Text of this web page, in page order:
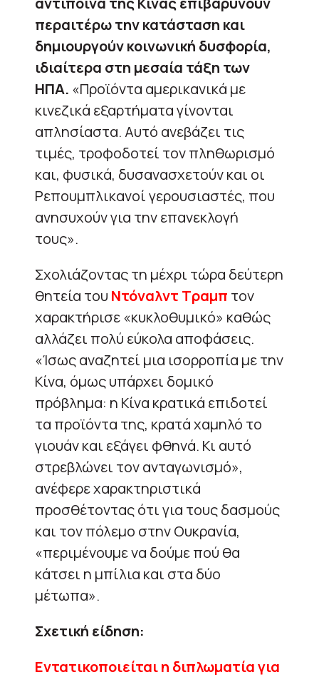
περαιτέρω την κατάσταση και
δημιουργούν κοινωνική δυσφορία,
ιδιαίτερα στη μεσαία τάξη των
ΗΠΑ. «Προϊόντα αμερικανικά με
κινεζικά εξαρτήματα γίνονται
απλησίαστα. Αυτό ανεβάζει τις
τιμές, τροφοδοτεί τον πληθωρισμό
και, φυσικά, δυσανασχετούν και οι
Ρεπουμπλικανοί γερουσιαστές, που
ανησυχούν για την επανεκλογή
τους».
Σχολιάζοντας τη μέχρι τώρα δεύτερη
θητεία του Ντόναλντ Τραμπ τον
χαρακτήρισε «κυκλοθυμικό» καθώς
αλλάζει πολύ εύκολα αποφάσεις.
«Ίσως αναζητεί μια ισορροπία με την
Κίνα, όμως υπάρχει δομικό
πρόβλημα: η Κίνα κρατικά επιδοτεί
τα προϊόντα της, κρατά χαμηλό το
γιουάν και εξάγει φθηνά. Κι αυτό
στρεβλώνει τον ανταγωνισμό»,
ανέφερε χαρακτηριστικά
προσθέτοντας ότι για τους δασμούς
και τον πόλεμο στην Ουκρανία,
«περιμένουμε να δούμε πού θα
κάτσει η μπίλια και στα δύο
μέτωπα».
Σχετική είδηση:
Εντατικοποιείται η διπλωματία για